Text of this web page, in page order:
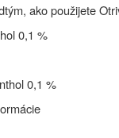
ako použijete
0,1 %
0,1 %